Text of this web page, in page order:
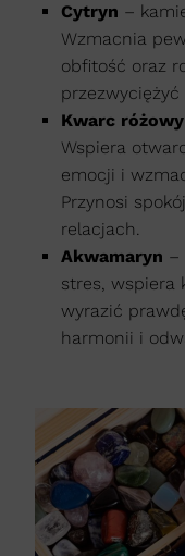
Cytryn –
Wzmacnia
obfitość oraz
Kwarc różowy
Wspiera
emocji i
Przynosi
relacjach.
Akwamaryn –
stres, wspiera
wyrazić
harmonii i